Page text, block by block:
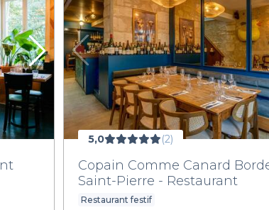
5,0 (2)
Copain Comme Canard
Saint-Pierre - Restaurant
Restaurant festif